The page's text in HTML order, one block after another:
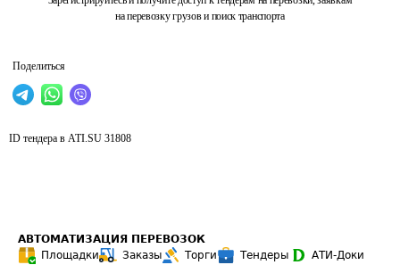
на перевозку грузов и поиск транспорта
Поделиться
ID тендера в ATI.SU 31808
АВТОМАТИЗАЦИЯ ПЕРЕВОЗОК
Площадки
Заказы Торги Тендеры
АТИ-Доки